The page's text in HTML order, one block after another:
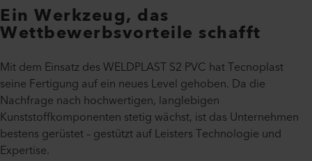
Ein Werkzeug, das
Wettbewerbsvorteile schafft
Mit dem Einsatz des WELDPLAST S2 PVC hat Tecnoplast
seine Fertigung auf ein neues Level gehoben. Da die
Nachfrage nach hochwertigen, langlebigen
Kunststoffkomponenten stetig wächst, ist das Unternehmen
bestens gerüstet – gestützt auf Leisters Technologie und
Expertise.